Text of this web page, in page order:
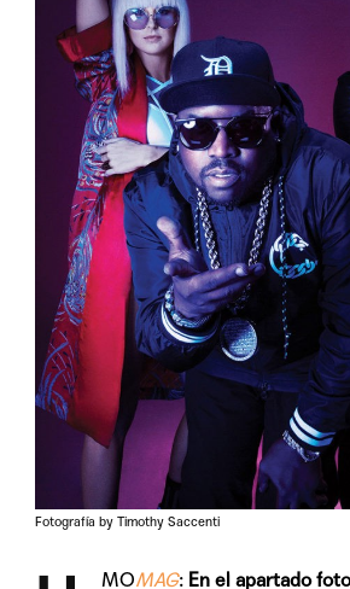
Fotografía by Timothy Saccenti
MOMAG: En el apartado